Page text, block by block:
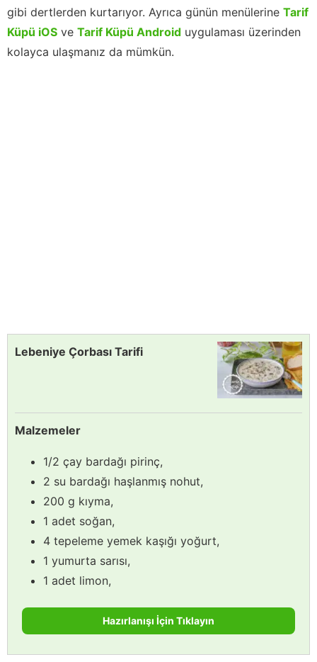
gibi dertlerden kurtarıyor. Ayrıca günün menülerine Tarif
Küpü iOS ve Tarif Küpü Android uygulaması üzerinden
kolayca ulaşmanız da mümkün.
Lebeniye Çorbası Tarifi
Malzemeler
1/2 çay bardağı pirinç,
2 su bardağı haşlanmış nohut,
200 g kıyma,
1 adet soğan,
4 tepeleme yemek kaşığı yoğurt,
1 yumurta sarısı,
1 adet limon,
Hazırlanışı İçin Tıklayın